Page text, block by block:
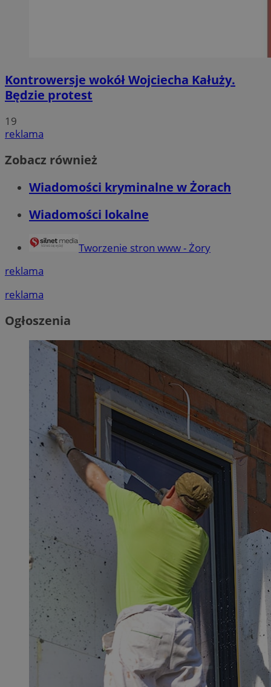
Kontrowersje wokół Wojciecha Kałuży.
Będzie protest
19
reklama
Zobacz również
Wiadomości kryminalne w Żorach
Wiadomości lokalne
Tworzenie stron www - Żory
reklama
reklama
Ogłoszenia